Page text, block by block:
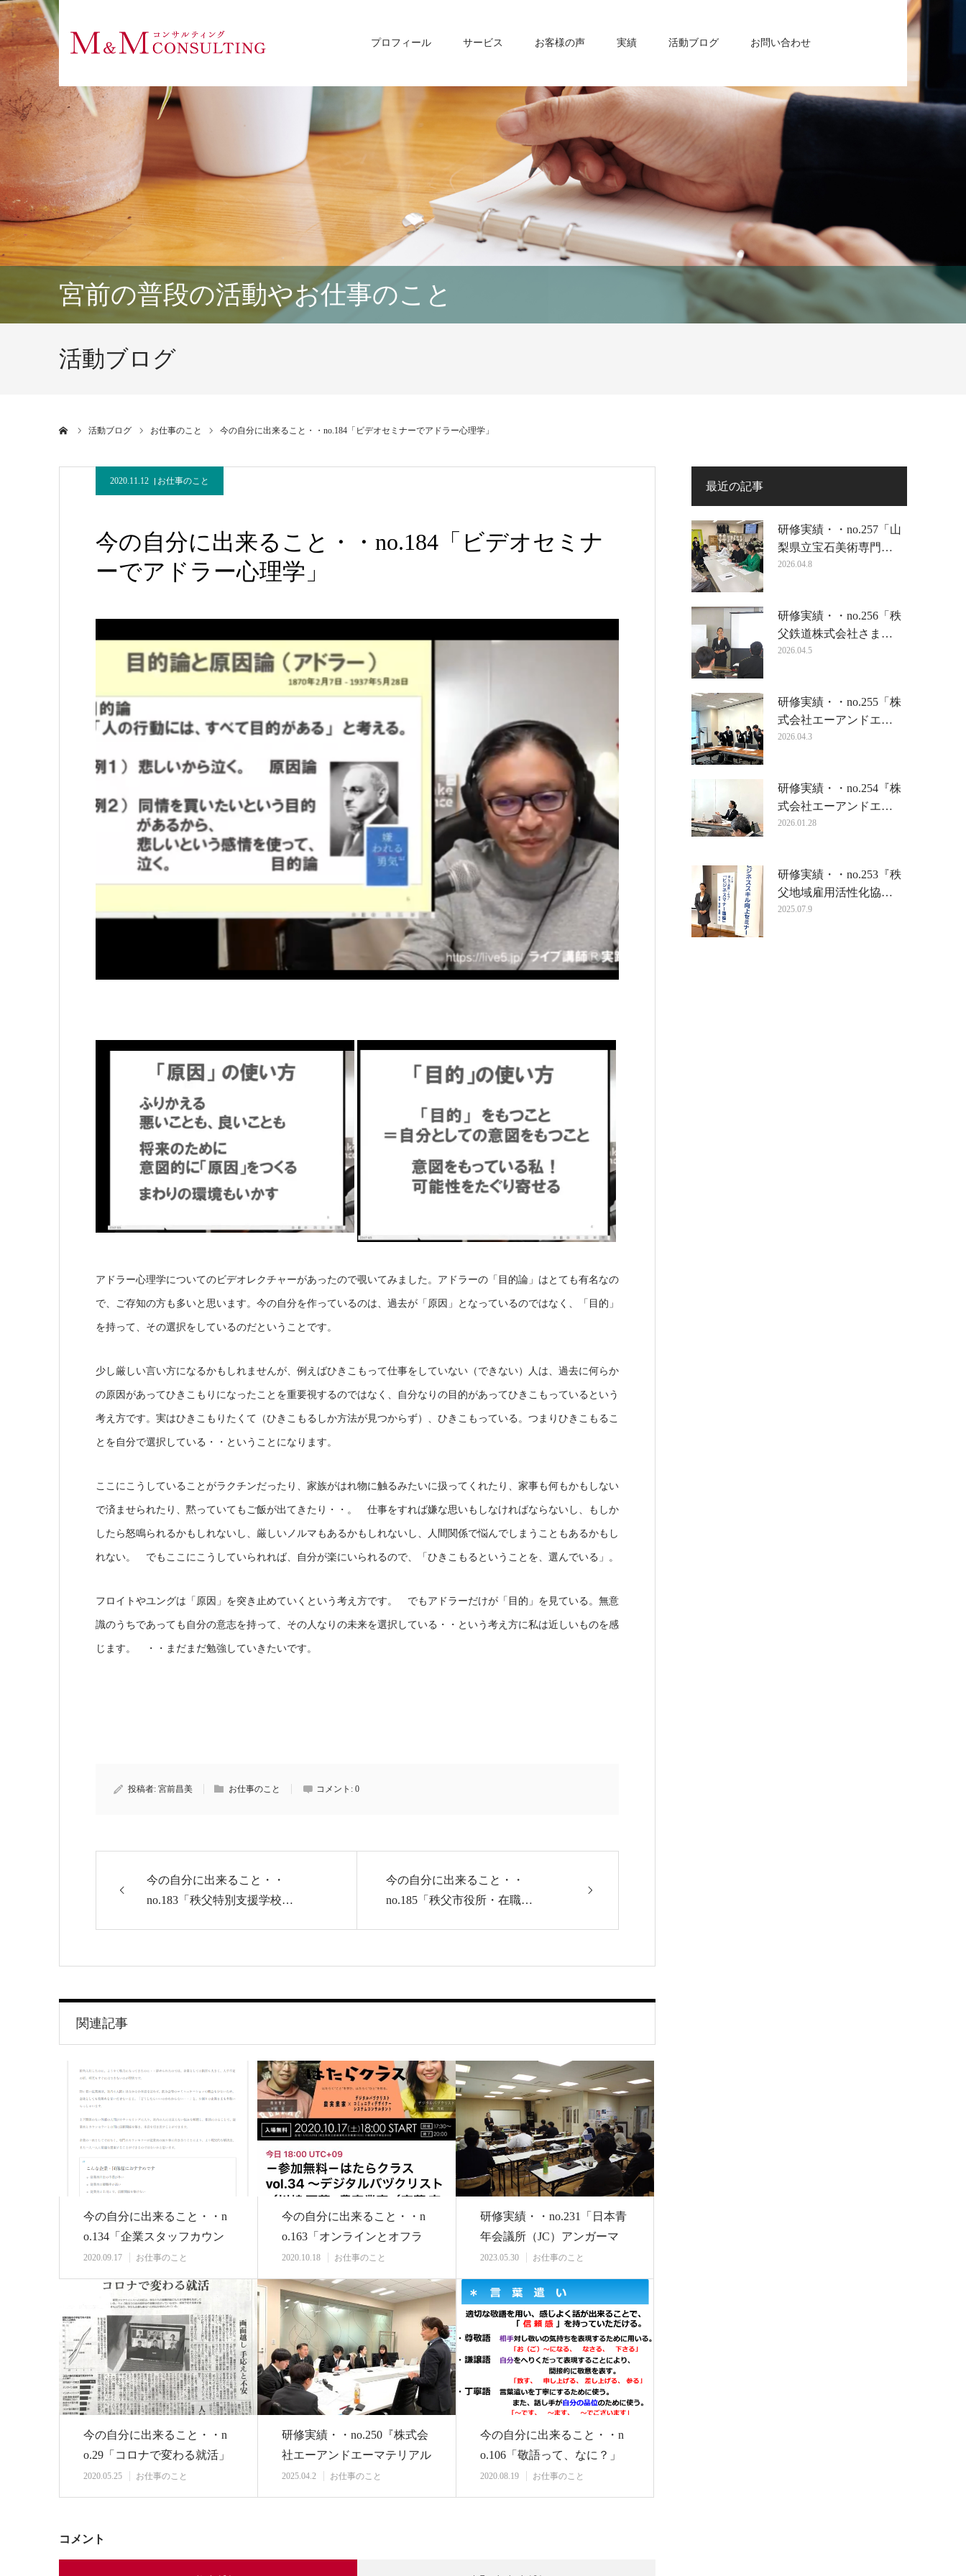
プロフィール サービス お客様の声 実績 活動ブログ お問い合わせ
宮前の普段の活動やお仕事のこと
活動ブログ
活動ブログ お仕事のこと 今の自分に出来ること・・no.184「ビデオセミナーでアドラー心理学」
2020.11.12 お仕事のこと
今の自分に出来ること・・no.184「ビデオセミナ
ーでアドラー心理学」
アドラー心理学についてのビデオレクチャーがあったので覗いてみました。アドラーの「目的論」はとても有名なの
で、ご存知の方も多いと思います。今の自分を作っているのは、過去が「原因」となっているのではなく、「目的」
を持って、その選択をしているのだということです。
少し厳しい言い方になるかもしれませんが、例えばひきこもって仕事をしていない（できない）人は、過去に何らか
の原因があってひきこもりになったことを重要視するのではなく、自分なりの目的があってひきこもっているという
考え方です。実はひきこもりたくて（ひきこもるしか方法が見つからず）、ひきこもっている。つまりひきこもるこ
とを自分で選択している・・ということになります。
ここにこうしていることがラクチンだったり、家族がはれ物に触るみたいに扱ってくれたり、家事も何もかもしない
で済ませられたり、黙っていてもご飯が出てきたり・・。 仕事をすれば嫌な思いもしなければならないし、もしか
したら怒鳴られるかもしれないし、厳しいノルマもあるかもしれないし、人間関係で悩んでしまうこともあるかもし
れない。 でもここにこうしていられれば、自分が楽にいられるので、「ひきこもるということを、選んでいる」。
フロイトやユングは「原因」を突き止めていくという考え方です。 でもアドラーだけが「目的」を見ている。無意
識のうちであっても自分の意志を持って、その人なりの未来を選択している・・という考え方に私は近しいものを感
じます。 ・・まだまだ勉強していきたいです。
投稿者: 宮前昌美 お仕事のこと コメント: 0
今の自分に出来ること・・
no.183「秩父特別支援学校…
今の自分に出来ること・・
no.185「秩父市役所・在職…
関連記事
今の自分に出来ること・・n
o.134「企業スタッフカウン
セリング 打…
2020.09.17 お仕事のこと
今の自分に出来ること・・n
o.163「オンラインとオフラ
イン・・新し…
2020.10.18 お仕事のこと
研修実績・・no.231「日本青
年会議所（JC）アンガーマ
ネジメント…
2023.05.30 お仕事のこと
今の自分に出来ること・・n
o.29「コロナで変わる就活」
2020.05.25 お仕事のこと
研修実績・・no.250『株式会
社エーアンドエーマテリアル
さま』新入…
2025.04.2 お仕事のこと
今の自分に出来ること・・n
o.106「敬語って、なに？」
ラジオ案①…
2020.08.19 お仕事のこと
コメント
最近の記事
研修実績・・no.257「山
梨県立宝石美術専門…
2026.04.8
研修実績・・no.256「秩
父鉄道株式会社さま…
2026.04.5
研修実績・・no.255「株
式会社エーアンドエ…
2026.04.3
研修実績・・no.254『株
式会社エーアンドエ…
2026.01.28
研修実績・・no.253『秩
父地域雇用活性化協…
2025.07.9